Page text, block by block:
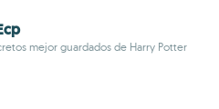
mejor guardados de Harry Potter